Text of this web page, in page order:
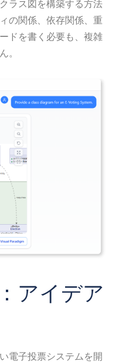
ラス図を構築する方法
の関係、依存関係、重
ドを書く必要も、複雑
。
アイデア
電子投票システムを開